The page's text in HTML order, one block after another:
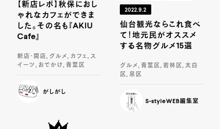
【新店レポ】秋保におし
ゃれなカフェができま
した。その名も『AKIU
Cafe』
新店・開店, グルメ, カフェ, ス
イーツ, おでかけ, 青葉区
がしがし
2022.9.2
仙台観光ならこれ食べ
て！地元民がオススメ
する名物グルメ15選
グルメ, 青葉区, 若林区, 太白
区, 泉区
S-styleWEB編集室